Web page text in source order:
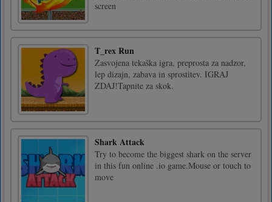
screen
T_rex Run
Zasvojena tekaška igra, preprosta za nadzor,
lep dizajn, zabava in sprostitev. IGRAJ
ZDAJ!Tapnite za skok.
Shark Attack
Try to become the biggest shark on the server
in this fun online .io game.Mouse or touch to
move